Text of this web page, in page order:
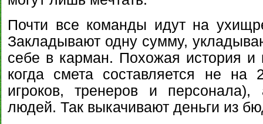
Почти все команды идут на
Закладывают одну сумму,
себе в карман. Похожая история
когда смета составляется не
игроков, тренеров и
людей. Так выкачивают деньги из